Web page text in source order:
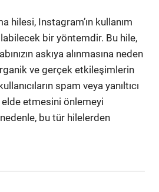
hilesi, Instagram’ın kullanım
bir yöntemdir. Bu hile,
askıya alınmasına neden
ve gerçek etkileşimlerin
spam veya yanıltıcı
etmesini önlemeyi
bu tür hilelerden